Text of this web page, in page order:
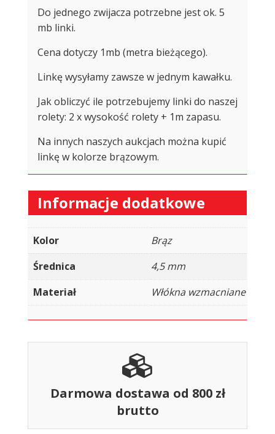
Do jednego zwijacza potrzebne jest ok. 5
mb linki.
Cena dotyczy 1mb (metra bieżącego).
Linkę wysyłamy zawsze w jednym kawałku.
Jak obliczyć ile potrzebujemy linki do naszej
rolety: 2 x wysokość rolety + 1m zapasu.
Na innych naszych aukcjach można kupić
linkę w kolorze brązowym.
Informacje dodatkowe
Kolor
Brąz
Średnica
4,5 mm
Materiał
Włókna wzmacniane
Darmowa dostawa od 800 zł
brutto